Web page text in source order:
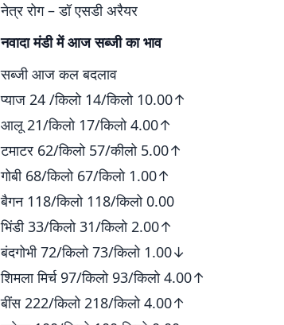
नेत्र रोग – डॉ एसडी अरैयर
नवादा मंडी में आज सब्जी का भाव
सब्जी आज कल बदलाव
प्याज 24 /किलो 14/किलो 10.00↑
आलू 21/किलो 17/किलो 4.00↑
टमाटर 62/किलो 57/कीलो 5.00↑
गोबी 68/किलो 67/किलो 1.00↑
बैगन 118/किलो 118/किलो 0.00
भिंडी 33/किलो 31/किलो 2.00↑
बंदगोभी 72/किलो 73/किलो 1.00↓
शिमला मिर्च 97/किलो 93/किलो 4.00↑
बींस 222/किलो 218/किलो 4.00↑